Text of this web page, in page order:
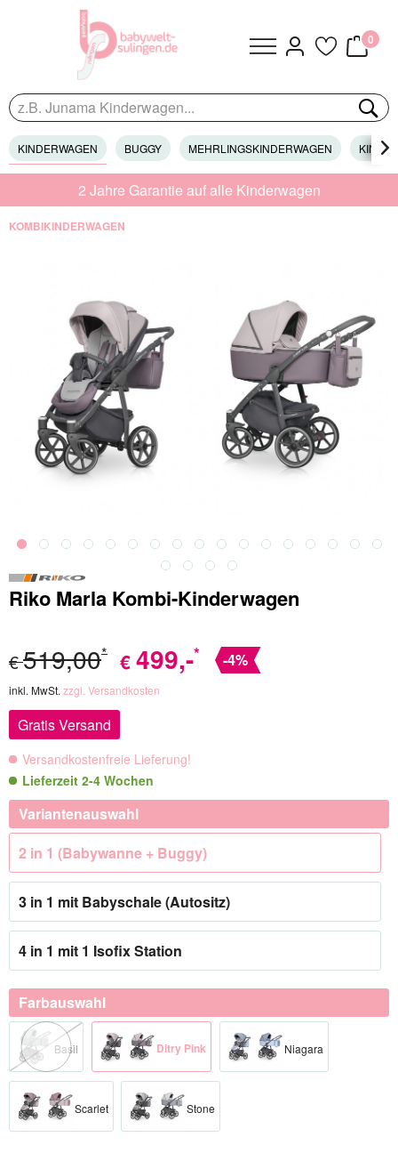
0
KINDERWAGEN BUGGY MEHRLINGSKINDERWAGEN 
2 Jahre Garantie auf alle Kinderwagen
KOMBIKINDERWAGEN
Riko Marla Kombi-Kinderwagen
€519,00* € 499,-* -4%
inkl. MwSt. zzgl. Versandkosten
Gratis Versand
Versandkostenfreie Lieferung!
Lieferzeit 2-4 Wochen
Variantenauswahl
2 in 1 (Babywanne + Buggy)
3 in 1 mit Babyschale (Autositz)
4 in 1 mit 1 Isofix Station
Farbauswahl
Basil Ditry Pink Niagara
Scarlet Stone